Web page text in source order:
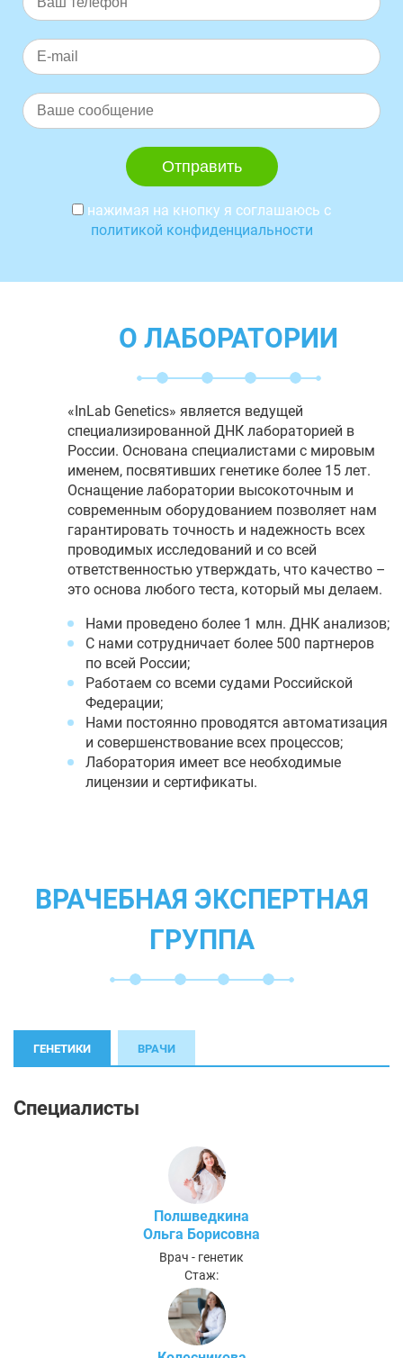
нажимая на кнопку я соглашаюсь с
политикой конфиденциальности
О ЛАБОРАТОРИИ
«InLab Genetics» является ведущей
специализированной ДНК лабораторией в
России. Основана специалистами с мировым
именем, посвятивших генетике более 15 лет.
Оснащение лаборатории высокоточным и
современным оборудованием позволяет нам
гарантировать точность и надежность всех
проводимых исследований и со всей
ответственностью утверждать, что качество –
это основа любого теста, который мы делаем.
Нами проведено более 1 млн. ДНК анализов;
С нами сотрудничает более 500 партнеров
по всей России;
Работаем со всеми судами Российской
Федерации;
Нами постоянно проводятся автоматизация
и совершенствование всех процессов;
Лаборатория имеет все необходимые
лицензии и сертификаты.
ВРАЧЕБНАЯ ЭКСПЕРТНАЯ
ГРУППА
ГЕНЕТИКИ ВРАЧИ
Специалисты
Полшведкина
Ольга Борисовна
Врач - генетик
Стаж: